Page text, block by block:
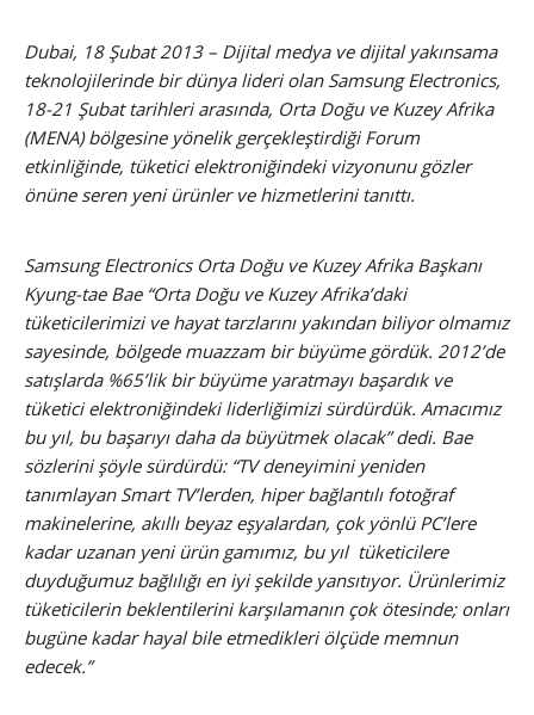
Dubai, 18 Şubat 2013 – Dijital medya ve dijital yakınsama
teknolojilerinde bir dünya lideri olan Samsung Electronics,
18-21 Şubat tarihleri arasında, Orta Doğu ve Kuzey Afrika
(MENA) bölgesine yönelik gerçekleştirdiği Forum
etkinliğinde, tüketici elektroniğindeki vizyonunu gözler
önüne seren yeni ürünler ve hizmetlerini tanıttı.
Samsung Electronics Orta Doğu ve Kuzey Afrika Başkanı
Kyung-tae Bae “Orta Doğu ve Kuzey Afrika’daki
tüketicilerimizi ve hayat tarzlarını yakından biliyor olmamız
sayesinde, bölgede muazzam bir büyüme gördük. 2012’de
satışlarda %65’lik bir büyüme yaratmayı başardık ve
tüketici elektroniğindeki liderliğimizi sürdürdük. Amacımız
bu yıl, bu başarıyı daha da büyütmek olacak” dedi. Bae
sözlerini şöyle sürdürdü: “TV deneyimini yeniden
tanımlayan Smart TV’lerden, hiper bağlantılı fotoğraf
makinelerine, akıllı beyaz eşyalardan, çok yönlü PC’lere
kadar uzanan yeni ürün gamımız, bu yıl tüketicilere
duyduğumuz bağlılığı en iyi şekilde yansıtıyor. Ürünlerimiz
tüketicilerin beklentilerini karşılamanın çok ötesinde; onları
bugüne kadar hayal bile etmedikleri ölçüde memnun
edecek.”